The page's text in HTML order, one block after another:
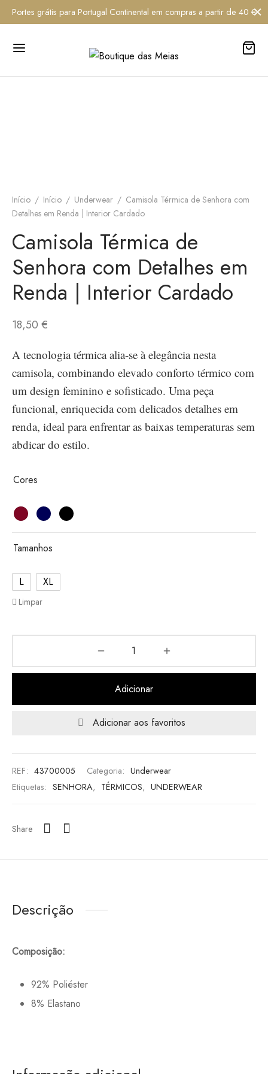
Portes grátis para Portugal Continental em compras a partir de 40 €
Início / Início / Underwear / Camisola Térmica de Senhora com
Detalhes em Renda | Interior Cardado
Camisola Térmica de
Senhora com Detalhes em
Renda | Interior Cardado
18,50 €
A tecnologia térmica alia-se à elegância nesta
camisola, combinando elevado conforto térmico com
um design feminino e sofisticado. Uma peça
funcional, enriquecida com delicados detalhes em
renda, ideal para enfrentar as baixas temperaturas sem
abdicar do estilo.
Cores
Tamanhos
L XL
Limpar
Adicionar
Adicionar aos favoritos
REF: 43700005 Categoria: Underwear
Etiquetas: SENHORA, TÉRMICOS, UNDERWEAR
Share
Descrição
Composição:
92% Poliéster
8% Elastano